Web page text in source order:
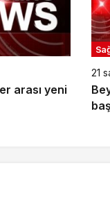
arası yeni
21